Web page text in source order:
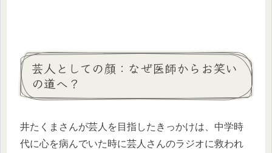
芸人としての顔：なぜ医師からお笑い
の道へ？
井たくまさんが芸人を目指したきっかけは、中学時
代に心を病んでいた時に芸人さんのラジオに救われ